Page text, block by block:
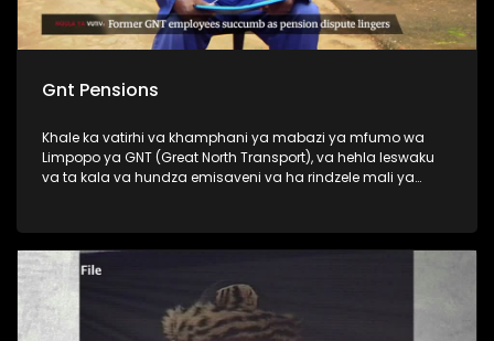
Gnt Pensions
Khale ka vatirhi va khamphani ya mabazi ya mfumo wa
Limpopo ya GNT (Great North Transport), va hehla leswaku
va ta kala va hundza emisaveni va ha rindzele mali ya